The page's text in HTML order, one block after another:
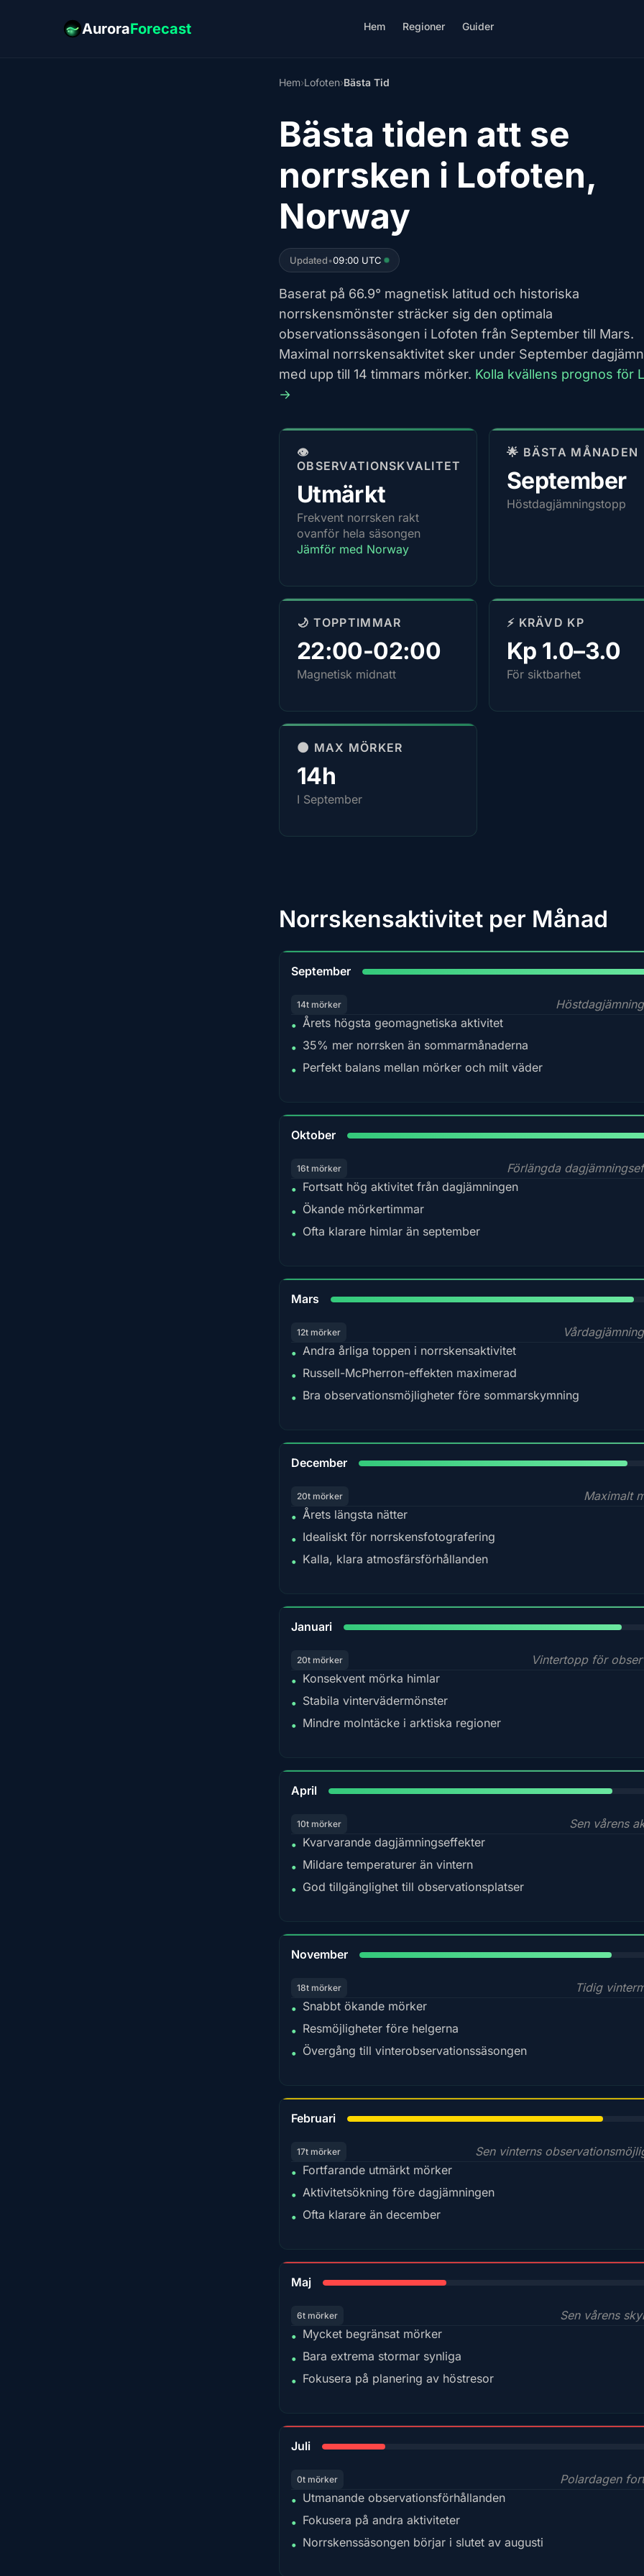
AuroraForecast Hem Regioner Guider
Hem›Lofoten›Bästa Tid
Bästa tiden att se
norrsken i Lofoten,
Norway
Updated•09:00 UTC
Baserat på 66.9° magnetisk latitud och historiska
norrskensmönster sträcker sig den optimala
observationssäsongen i Lofoten från September till Mars.
Maximal norrskensaktivitet sker under September
med upp till 14 timmars mörker. Kolla kvällens prognos för
→
👁️
OBSERVATIONSKVALITET
Utmärkt
Frekvent norrsken rakt
ovanför hela säsongen
Jämför med Norway
🌟 BÄSTA MÅNADEN
September
Höstdagjämningstopp
🌙 TOPPTIMMAR
22:00-02:00
Magnetisk midnatt
⚡ KRÄVD KP
Kp 1.0–3.0
För siktbarhet
🌑 MAX MÖRKER
14h
I September
Norrskensaktivitet per Månad
September
14t mörker
• Årets högsta geomagnetiska aktivitet
• 35% mer norrsken än sommarmånaderna
• Perfekt balans mellan mörker och milt väder
Oktober
16t mörker
Förlängda
• Fortsatt hög aktivitet från dagjämningen
• Ökande mörkertimmar
• Ofta klarare himlar än september
Mars
12t mörker
• Andra årliga toppen i norrskensaktivitet
• Russell-McPherron-effekten maximerad
• Bra observationsmöjligheter före sommarskymning
December
20t mörker
Maximalt
• Årets längsta nätter
• Idealiskt för norrskensfotografering
• Kalla, klara atmosfärsförhållanden
Januari
20t mörker
Vintertopp för
• Konsekvent mörka himlar
• Stabila vintervädermönster
• Mindre molntäcke i arktiska regioner
April
10t mörker
Sen vårens
• Kvarvarande dagjämningseffekter
• Mildare temperaturer än vintern
• God tillgänglighet till observationsplatser
November
18t mörker
Tidig
• Snabbt ökande mörker
• Resmöjligheter före helgerna
• Övergång till vinterobservationssäsongen
Februari
17t mörker
Sen vinterns
• Fortfarande utmärkt mörker
• Aktivitetsökning före dagjämningen
• Ofta klarare än december
Maj
6t mörker
Sen vårens
• Mycket begränsat mörker
• Bara extrema stormar synliga
• Fokusera på planering av höstresor
Juli
0t mörker
Polardagen
• Utmanande observationsförhållanden
• Fokusera på andra aktiviteter
• Norrskenssäsongen börjar i slutet av augusti